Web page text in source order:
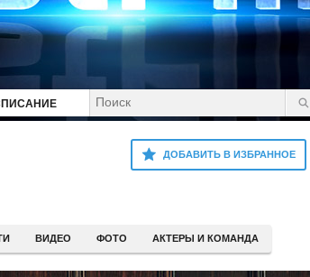
ДОБАВИТЬ В ИЗБРАННОЕ
ВИДЕО ФОТО АКТЕРЫ И КОМАНДА